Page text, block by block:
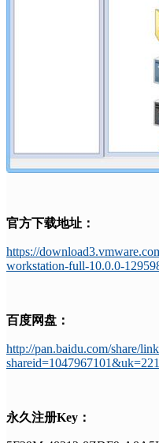
官方下载地址：
https://
workstation-full-10.0.0-
百度网盘：
http://pan.baidu.com/share/
永久注册Key：